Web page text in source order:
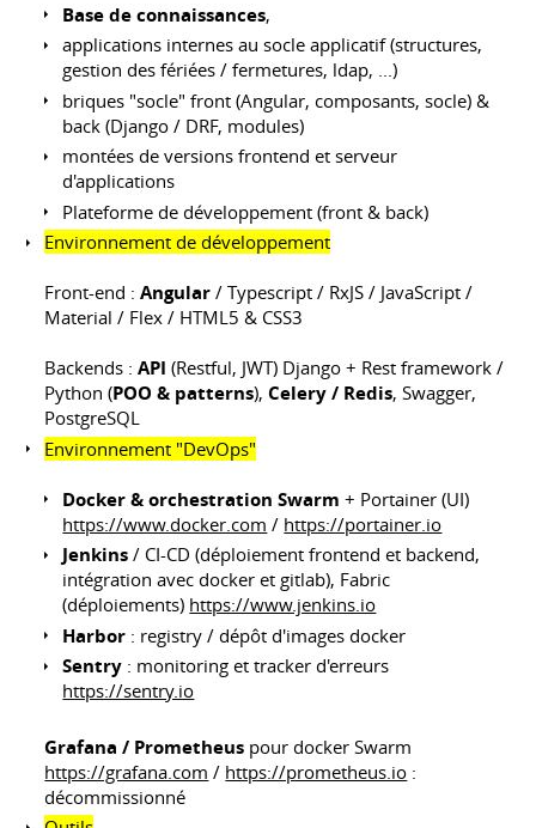
Base de connaissances,
applications internes au socle applicatif (structures,
gestion des fériées / fermetures, ldap, ...)
briques "socle" front (Angular, composants, socle) &
back (Django / DRF, modules)
montées de versions frontend et serveur
d'applications
Plateforme de développement (front & back)
Environnement de développement
Front-end :Angular / Typescript / RxJS / JavaScript /
Material / Flex / HTML5 & CSS3
Backends :API (Restful, JWT) Django + Rest framework /
Python (POO & patterns),Celery / Redis, Swagger,
PostgreSQL
Environnement "DevOps"
Docker & orchestration Swarm + Portainer (UI)
https://www.docker.com / https://portainer.io
Jenkins / CI-CD (déploiement frontend et backend,
intégration avec docker et gitlab), Fabric
(déploiements) https://www.jenkins.io
Harbor : registry / dépôt d'images docker
Sentry : monitoring et tracker d'erreurs
https://sentry.io
Grafana / Prometheus pour docker Swarm
https://grafana.com / https://prometheus.io :
décommissionné